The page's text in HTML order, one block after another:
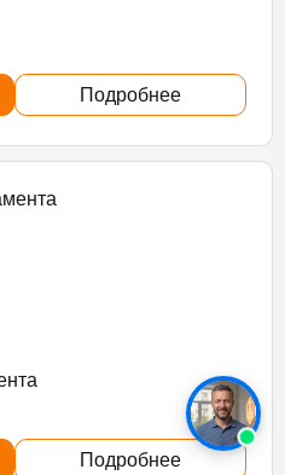
Подробнее
Подробнее